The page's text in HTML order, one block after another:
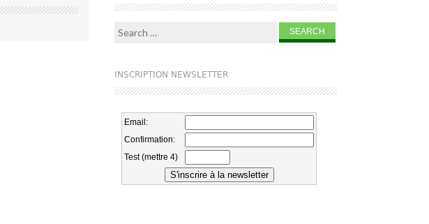
Search for:
INSCRIPTION NEWSLETTER